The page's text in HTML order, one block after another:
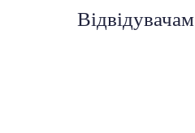
Відвідувачам